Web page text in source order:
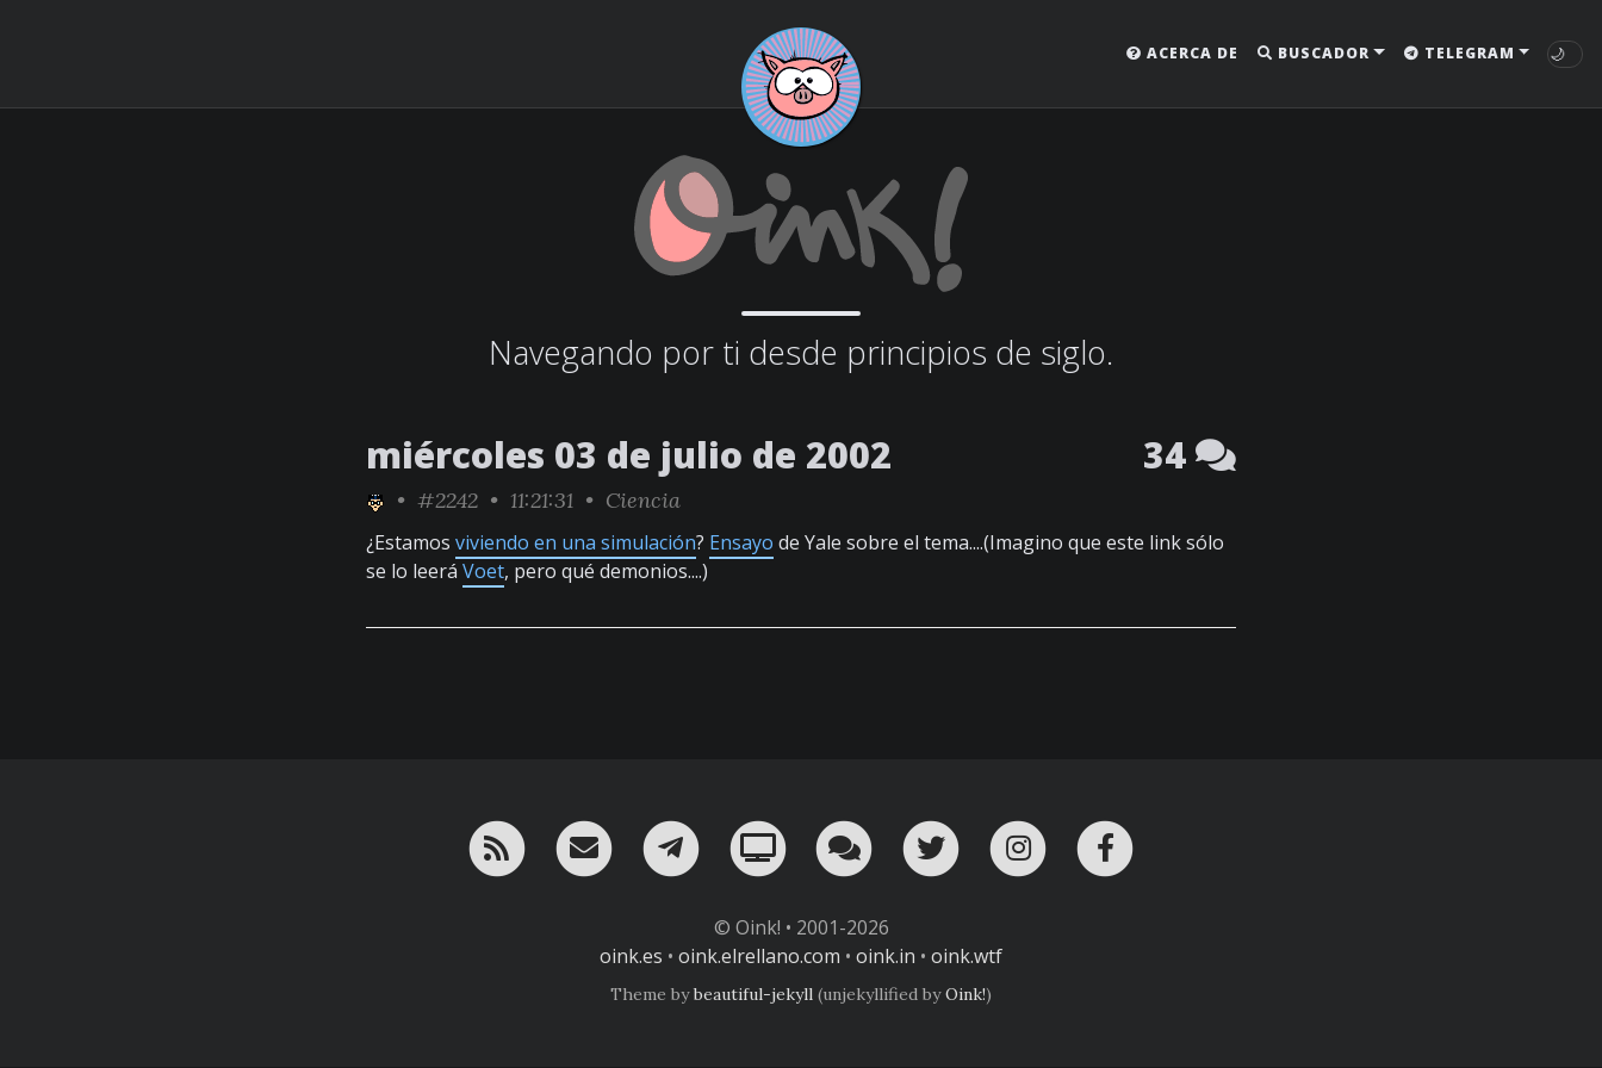
ACERCA DE BUSCADOR TELEGRAM 🌙
Navegando por ti desde principios de siglo.
miércoles 03 de julio de 2002 34
• #2242 • 11:21:31 • Ciencia
¿Estamos viviendo en una simulación? Ensayo de Yale sobre el tema....(Imagino que este link sólo
se lo leerá Voet, pero qué demonios....)
RSS ¡Mándame un email!
¡Nuestro canal en Telegram!
Oink! TV Charla con nosotros en Telegram
Twitter Instagram
© Oink! • 2001-2026
oink.es • oink.elrellano.com • oink.in • oink.wtf
Theme bybeautiful-jekyll (unjekyllified byOink!)